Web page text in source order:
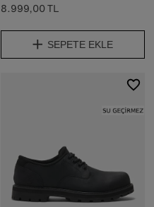
8.999,00 TL
SEPETE EKLE